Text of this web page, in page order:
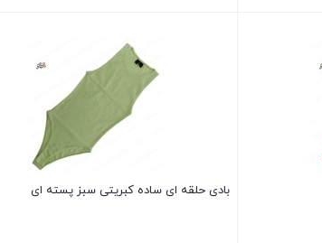
بادی حلقه ای ساده کبریتی سبز پسته ای